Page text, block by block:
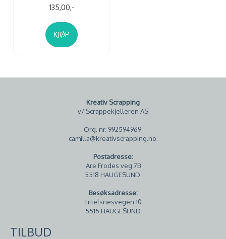
135,00,-
KJØP
Kreativ Scrapping
v/ Scrappekjelleren AS
Org. nr. 992594969
camilla@kreativscrapping.no
Postadresse:
Are Frodes veg 7B
5518 HAUGESUND
Besøksadresse:
Tittelsnesvegen 10
5515 HAUGESUND
TILBUD